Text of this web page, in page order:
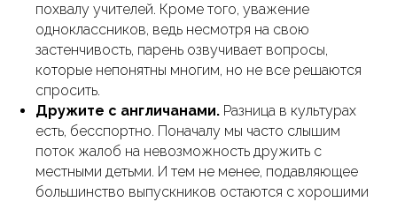
похвалу учителей. Кроме того, уважение
одноклассников, ведь несмотря на свою
застенчивость, парень озвучивает вопросы,
которые непонятны многим, но не все решаются
спросить.
Дружите с англичанами. Разница в культурах
есть, бесспортно. Поначалу мы часто слышим
поток жалоб на невозможность дружить с
местными детьми. И тем не менее, подавляющее
большинство выпускников остаются с хорошими